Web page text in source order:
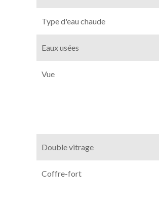
Type d'eau chaude
Eaux usées
Vue
Double vitrage
Coffre-fort